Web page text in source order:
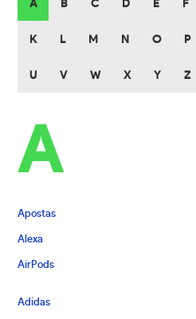
A B C D E F
K L M N O P
U V W X Y Z
A
Apostas
Alexa
AirPods
Adidas